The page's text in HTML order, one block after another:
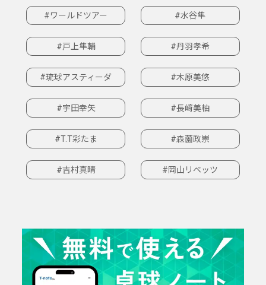
#ワールドツアー #水谷隼
#戸上隼輔 #丹羽孝希
#琉球アスティーダ #木原美悠
#宇田幸矢 #長﨑美柚
#T.T彩たま #森薗政崇
#吉村真晴 #岡山リベッツ